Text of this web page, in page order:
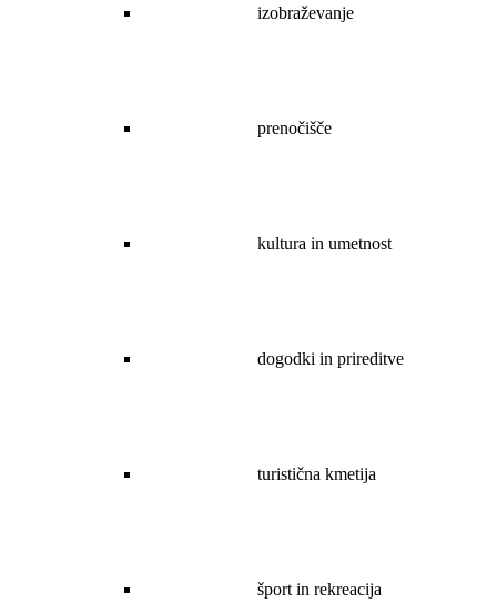
izobraževanje
prenočišče
kultura in umetnost
dogodki in prireditve
turistična kmetija
šport in rekreacija